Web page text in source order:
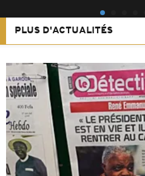
PLUS D'ACTUALITÉS